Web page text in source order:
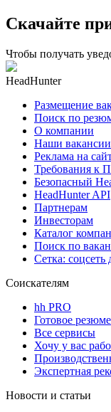
Скачайте
Чтобы получать
HeadHunter
Размещение
Поиск по
О компании
Наши вакансии
Реклама на
Требования к
Безопасный
HeadHunter API
Партнерам
Инвесторам
Каталог
Поиск по
Сетка: соцсеть
Соискателям
hh PRO
Готовое резюме
Все сервисы
Хочу у вас
Экспертная
Новости и статьи